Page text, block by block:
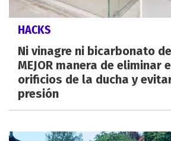
HACKS
Ni vinagre ni bicarbonato
MEJOR manera de eliminar
orificios de la ducha y evitar
presión